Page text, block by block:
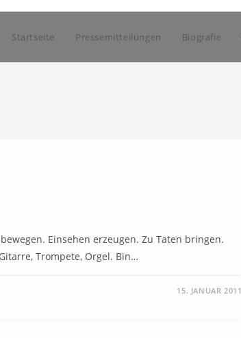
Startseite Pressemitteilungen Biografie
Einsehen erzeugen. Zu Taten bringen.
Trompete, Orgel. Bin…
15. JANUAR 2011